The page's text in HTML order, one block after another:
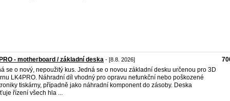
- motherboard / základní deska - [8.8. 2026]
se o nový, nepoužitý kus. Jedná se o novou základní desku určenou pro 3D
LK4PRO. Náhradní díl vhodný pro opravu nefunkční nebo poškozené
tiskárny, případně jako náhradní komponent do zásoby. Deska
řízení všech hla ...